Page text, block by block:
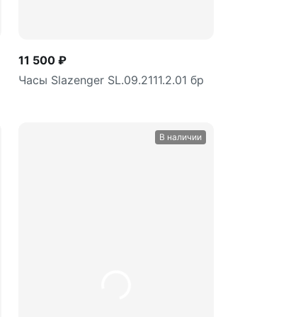
11 500 ₽
Часы Slazenger SL.09.2111.2.01 бр
В наличии